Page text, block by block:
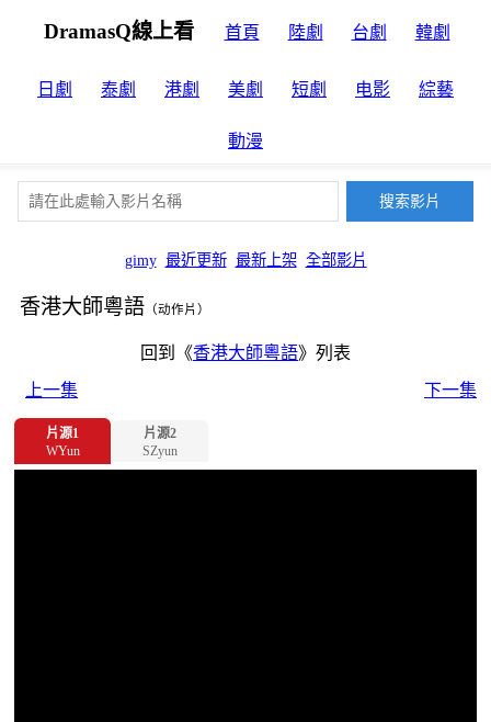
DramasQ線上看 首頁 陸劇 台劇 韓劇
日劇 泰劇 港劇 美劇 短劇 电影 綜藝
動漫
gimy 最近更新 最新上架 全部影片
香港大師粵語 （动作片）
回到《香港大師粵語》列表
上一集
下一集
片源1
WYun
片源2
SZyun